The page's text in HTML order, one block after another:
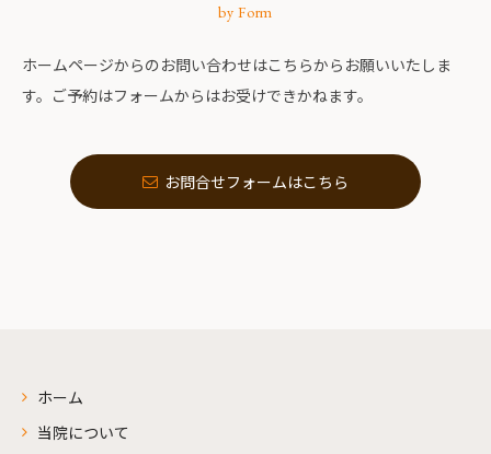
by Form
ホームページからのお問い合わせはこちらからお願いいたしま
す。ご予約はフォームからはお受けできかねます。
お問合せフォームはこちら
ホーム
当院について